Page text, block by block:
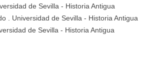
de Sevilla - Historia Antigua
. Universidad de Sevilla - Historia Antigua
de Sevilla - Historia Antigua